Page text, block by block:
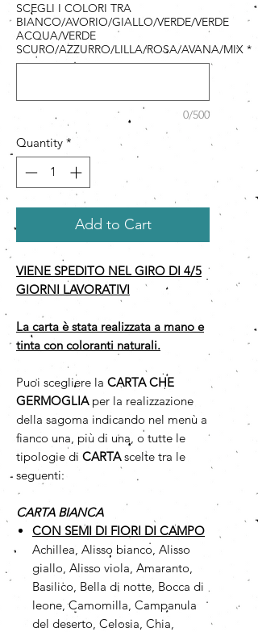
SCEGLI I COLORI TRA
BIANCO/AVORIO/GIALLO/VERDE/VERDE
ACQUA/VERDE
SCURO/AZZURRO/LILLA/ROSA/AVANA/MIX *
0/500
Quantity *
Add to Cart
VIENE SPEDITO NEL GIRO DI 4/5
GIORNI LAVORATIVI
La carta è stata realizzata a mano e
tinta con coloranti naturali.
Puoi scegliere la CARTA CHE
GERMOGLIAper la realizzazione
della sagoma indicando nel menù a
fianco una, più di una, o tutte le
tipologie di CARTAscelte tra le
seguenti:
CARTA BIANCA
CON SEMI DI FIORI DI CAMPO
Achillea, Alisso bianco, Alisso
giallo, Alisso viola, Amaranto,
Basilico, Bella di notte, Bocca di
leone, Camomilla, Campanula
del deserto, Celosia, Chia,